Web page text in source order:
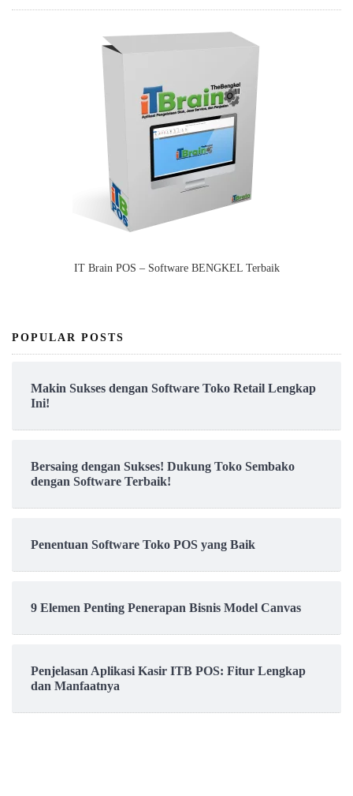
IT Brain POS – Software BENGKEL Terbaik
POPULAR POSTS
Makin Sukses dengan Software Toko Retail Lengkap
Ini!
Bersaing dengan Sukses! Dukung Toko Sembako
dengan Software Terbaik!
Penentuan Software Toko POS yang Baik
9 Elemen Penting Penerapan Bisnis Model Canvas
Penjelasan Aplikasi Kasir ITB POS: Fitur Lengkap
dan Manfaatnya